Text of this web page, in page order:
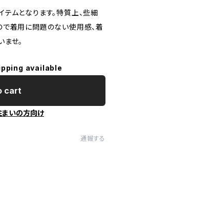
ムとなります。特質上、些細
で着用に問題のない使用感、着
せ。
available
cart
いの方向け
通報する